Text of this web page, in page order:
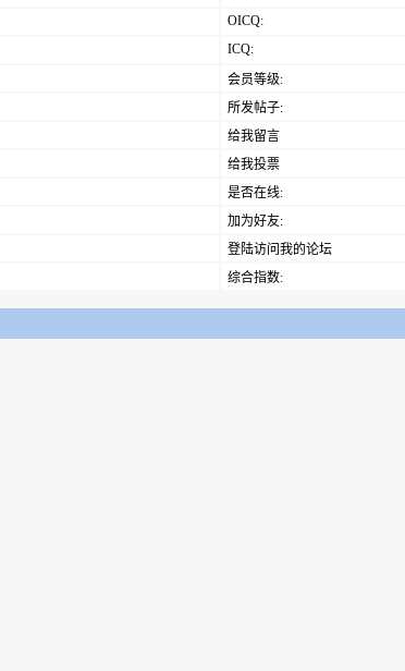
OICQ:
ICQ:
会员等级:
所发帖子:
给我留言
给我投票
是否在线:
加为好友:
登陆访问我的论坛
综合指数: